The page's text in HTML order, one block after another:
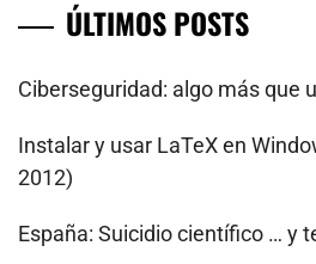
ÚLTIMOS POSTS
Ciberseguridad: algo más que
Instalar y usar LaTeX en
2012)
España: Suicidio científico … y